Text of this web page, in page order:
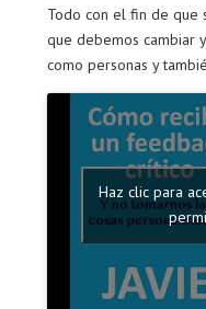
Todo con el fin de que
que debemos cambiar
como personas y
Haz clic para